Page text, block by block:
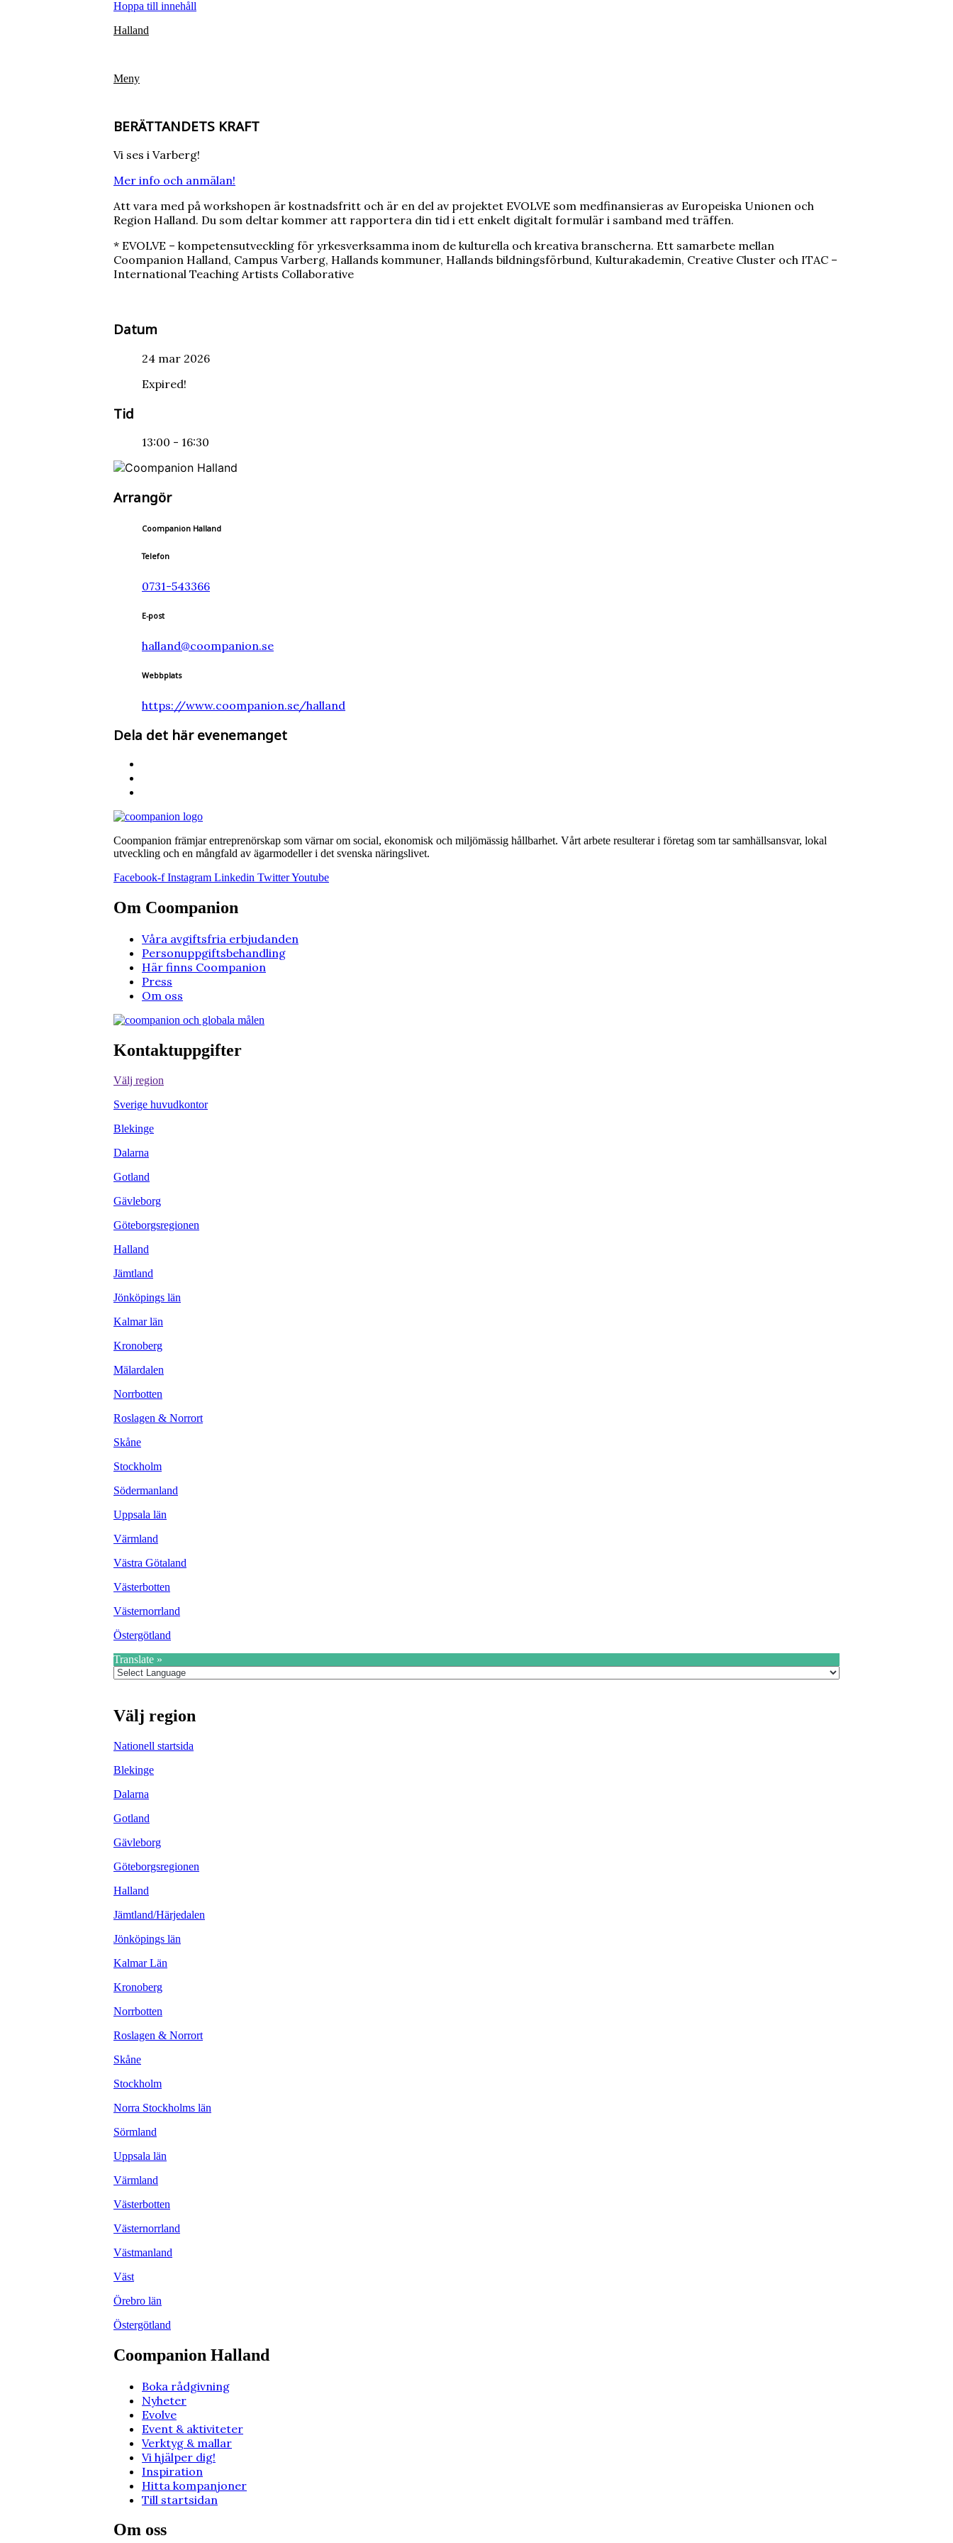
Hoppa till innehåll
Halland
Meny
BERÄTTANDETS KRAFT
Vi ses i Varberg!
Mer info och anmälan!
Att vara med på workshopen är kostnadsfritt och är en del av projektet EVOLVE som medfinansieras av Europeiska Unionen och
Region Halland. Du som deltar kommer att rapportera din tid i ett enkelt digitalt formulär i samband med träffen.
* EVOLVE – kompetensutveckling för yrkesverksamma inom de kulturella och kreativa branscherna. Ett samarbete mellan
Coompanion Halland, Campus Varberg, Hallands kommuner, Hallands bildningsförbund, Kulturakademin, Creative Cluster och ITAC –
International Teaching Artists Collaborative
Datum
24 mar 2026
Expired!
Tid
13:00 - 16:30
Arrangör
Coompanion Halland
Telefon
0731-543366
E-post
halland@coompanion.se
Webbplats
https://www.coompanion.se/halland
Dela det här evenemanget
Coompanion främjar entreprenörskap som värnar om social, ekonomisk och miljömässig hållbarhet. Vårt arbete resulterar i företag som tar samhällsansvar, lokal
utveckling och en mångfald av ägarmodeller i det svenska näringslivet.
Facebook-f Instagram Linkedin TwitterYoutube
Om Coompanion
Våra avgiftsfria erbjudanden
Personuppgiftsbehandling
Här finns Coompanion
Press
Om oss
Kontaktuppgifter
Välj region
Sverige huvudkontor
Blekinge
Dalarna
Gotland
Gävleborg
Göteborgsregionen
Halland
Jämtland
Jönköpings län
Kalmar län
Kronoberg
Mälardalen
Norrbotten
Roslagen & Norrort
Skåne
Stockholm
Södermanland
Uppsala län
Värmland
Västra Götaland
Västerbotten
Västernorrland
Östergötland
Translate »
Välj region
Nationell startsida
Blekinge
Dalarna
Gotland
Gävleborg
Göteborgsregionen
Halland
Jämtland/Härjedalen
Jönköpings län
Kalmar Län
Kronoberg
Norrbotten
Roslagen & Norrort
Skåne
Stockholm
Norra Stockholms län
Sörmland
Uppsala län
Värmland
Västerbotten
Västernorrland
Västmanland
Väst
Örebro län
Östergötland
Coompanion Halland
Boka rådgivning
Nyheter
Evolve
Event & aktiviteter
Verktyg & mallar
Vi hjälper dig!
Inspiration
Hitta kompanjoner
Till startsidan
Om oss